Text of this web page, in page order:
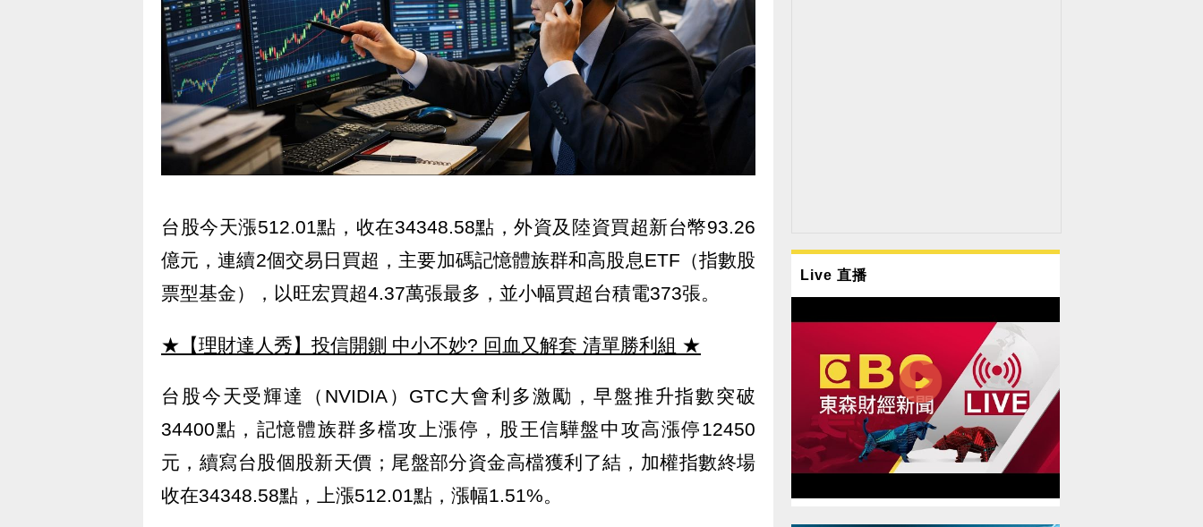
台股今天漲512.01點，收在34348.58點，外資及陸資買超新台幣93.26
億元，連續2個交易日買超，主要加碼記憶體族群和高股息ETF（指數股
票型基金），以旺宏買超4.37萬張最多，並小幅買超台積電373張。
★【理財達人秀】投信開鍘 中小不妙? 回血又解套 清單勝利組 ★
台股今天受輝達（NVIDIA）GTC大會利多激勵，早盤推升指數突破
34400點，記憶體族群多檔攻上漲停，股王信驊盤中攻高漲停12450
元，續寫台股個股新天價；尾盤部分資金高檔獲利了結，加權指數終場
收在34348.58點，上漲512.01點，漲幅1.51%。
Live 直播